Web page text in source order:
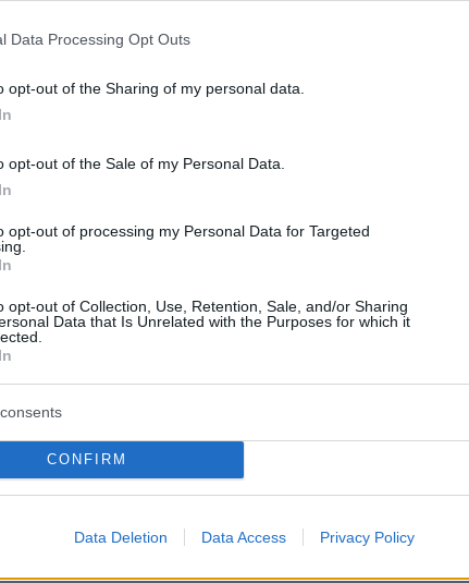
Data Processing Opt Outs
opt-out of the Sharing of my personal data.
opt-out of the Sale of my Personal Data.
opt-out of processing my Personal Data for Targeted
opt-out of Collection, Use, Retention, Sale, and/or Sharing
Data that Is Unrelated with the Purposes for which it
CONFIRM
Data Deletion Data Access Privacy Policy
της.
στη Θεσσαλονίκη
εντός της εβδομάδας που
στη Θεσσαλονίκη, στη συμβολή των
σε χώρο που
Τερκενλής. Το νέο
χώρο για καθήμενους πελάτες,
εξυπηρέτησης πέρα από το κλασικό
την παρουσία της αλυσίδας στη
κίνηση που εντάσσεται στο
Jackaroo, το οποίο περιλαμβάνει
σημεία και ενίσχυση της